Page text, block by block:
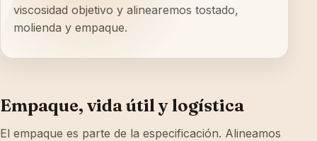
viscosidad objetivo y alinearemos tostado,
molienda y empaque.
Empaque, vida útil y logística
El empaque es parte de la especificación. Alineamos